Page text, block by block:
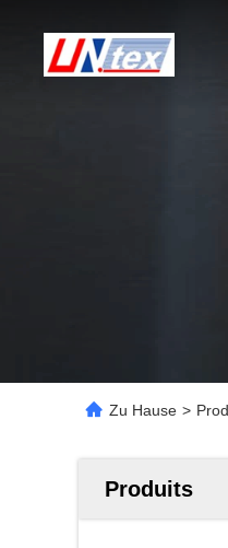
Zu Hause >
Produits